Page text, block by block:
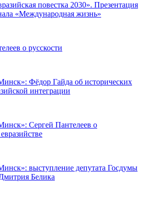
повестка 2030». Презентация
«Международная жизнь»
о русскости
Фёдор Гайда об исторических
интеграции
Сергей Пантелеев о
выступление депутата Госдумы
Белика